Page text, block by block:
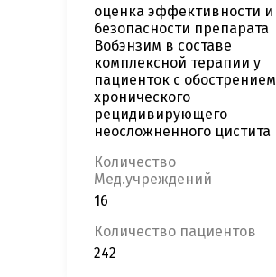
оценка эффективности и
безопасности препарата
Вобэнзим в составе
комплексной терапии у
пациенток с обострением
хронического
рецидивирующего
неосложненного цистита
Количество
Мед.учреждений
16
Количество пациентов
242